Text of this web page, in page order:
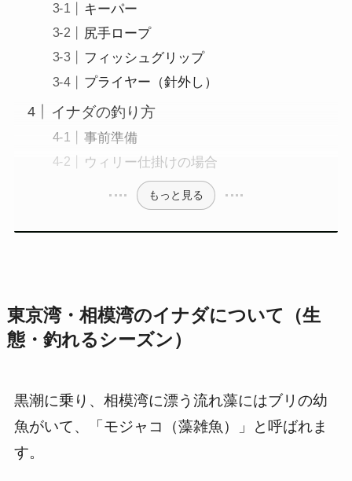
キーパー
尻手ロープ
フィッシュグリップ
プライヤー（針外し）
イナダの釣り方
事前準備
ウィリー仕掛けの場合
もっと見る
東京湾・相模湾のイナダについて（生
態・釣れるシーズン）
黒潮に乗り、相模湾に漂う流れ藻にはブリの幼
魚がいて、「モジャコ（藻雑魚）」と呼ばれま
す。